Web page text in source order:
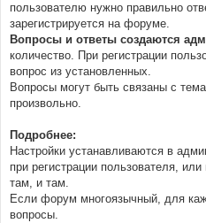
пользователю нужно правильно
зарегистрируется на форуме.
Вопросы и ответы создаются
количество. При регистрации
вопрос из установленных.
Вопросы могут быть связаны с
произвольно.
Подробнее:
Настройки устанавливаются в
при регистрации пользователя,
там, и там.
Если форум многоязычный, для
вопросы.